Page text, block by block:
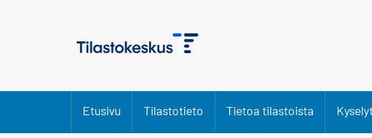
Etusivu Tilastotieto Tietoa tilastoista